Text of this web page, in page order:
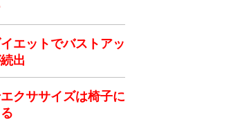
エットでバストアッ
出
クササイズは椅子に